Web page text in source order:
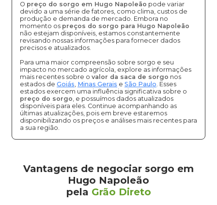
O preço do sorgo em Hugo Napoleão pode variar
devido a uma série de fatores, como clima, custos de
produção e demanda de mercado. Embora no
momento os preços do sorgo para Hugo Napoleão
não estejam disponíveis, estamos constantemente
revisando nossas informações para fornecer dados
precisos e atualizados.
Para uma maior compreensão sobre sorgo e seu
impacto no mercado agrícola, explore as informações
mais recentes sobre o valor da saca de sorgo nos
estados de Goiás, Minas Gerais e São Paulo. Esses
estados exercem uma influência significativa sobre o
preço do sorgo, e possuímos dados atualizados
disponíveis para eles. Continue acompanhando as
últimas atualizações, pois em breve estaremos
disponibilizando os preços e análises mais recentes para
a sua região.
Vantagens de negociar sorgo em
Hugo Napoleão
pela Grão Direto